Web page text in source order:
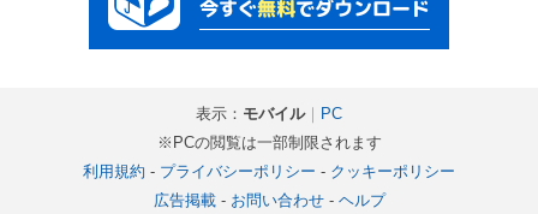
表示： モバイル｜ PC
※PCの閲覧は一部制限されます
利用規約 - プライバシーポリシー - クッキーポリシー
広告掲載- お問い合わせ- ヘルプ